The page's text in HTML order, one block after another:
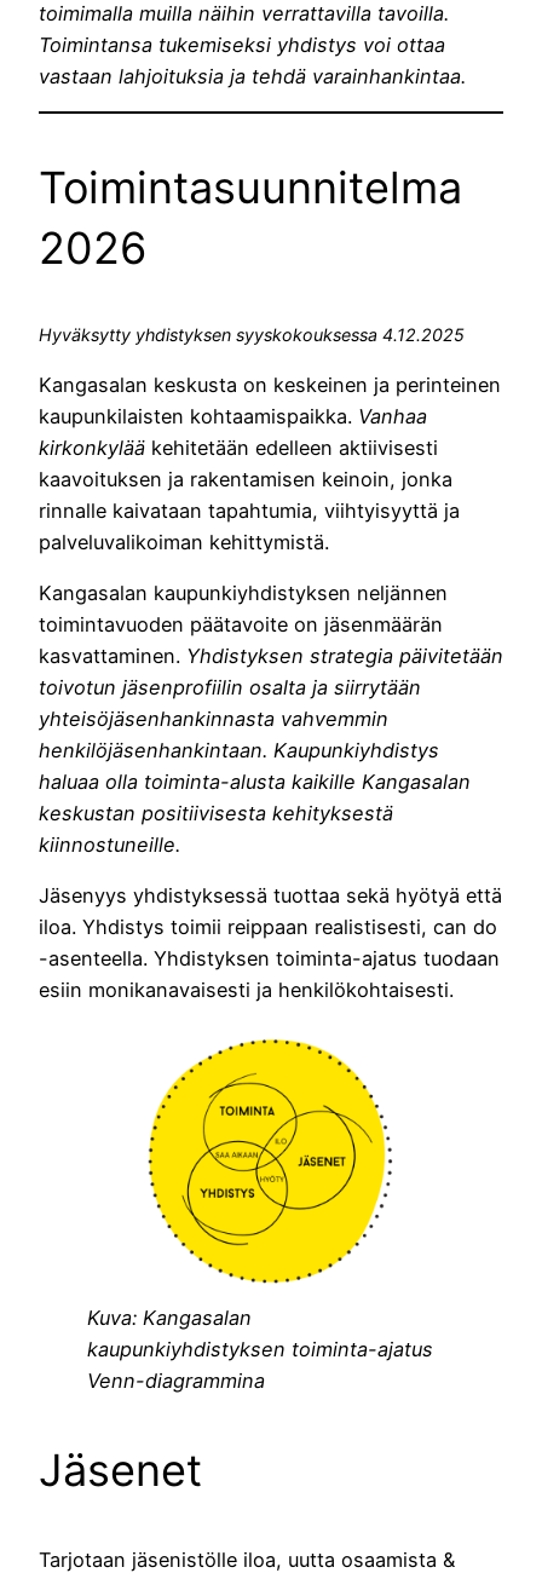
toimimalla muilla näihin verrattavilla tavoilla.
Toimintansa tukemiseksi yhdistys voi ottaa
vastaan lahjoituksia ja tehdä varainhankintaa.
Toimintasuunnitelma
2026
Hyväksytty yhdistyksen syyskokouksessa 4.12.2025
Kangasalan keskusta on keskeinen ja perinteinen
kaupunkilaisten kohtaamispaikka. Vanhaa
kirkonkylää kehitetään edelleen aktiivisesti
kaavoituksen ja rakentamisen keinoin, jonka
rinnalle kaivataan tapahtumia, viihtyisyyttä ja
palveluvalikoiman kehittymistä.
Kangasalan kaupunkiyhdistyksen neljännen
toimintavuoden päätavoite on jäsenmäärän
kasvattaminen. Yhdistyksen strategia päivitetään
toivotun jäsenprofiilin osalta ja siirrytään
yhteisöjäsenhankinnasta vahvemmin
henkilöjäsenhankintaan. Kaupunkiyhdistys
haluaa olla toiminta-alusta kaikille Kangasalan
keskustan positiivisesta kehityksestä
kiinnostuneille.
Jäsenyys yhdistyksessä tuottaa sekä hyötyä että
iloa. Yhdistys toimii reippaan realistisesti, can do
-asenteella. Yhdistyksen toiminta-ajatus tuodaan
esiin monikanavaisesti ja henkilökohtaisesti.
Kuva: Kangasalan
kaupunkiyhdistyksen toiminta-ajatus
Venn-diagrammina
Jäsenet
Tarjotaan jäsenistölle iloa, uutta osaamista &